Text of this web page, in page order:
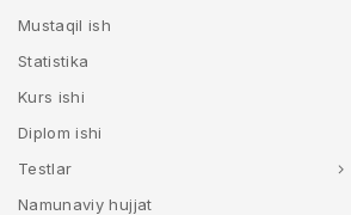
Mustaqil ish
Statistika
Kurs ishi
Diplom ishi
Testlar
Namunaviy hujjat